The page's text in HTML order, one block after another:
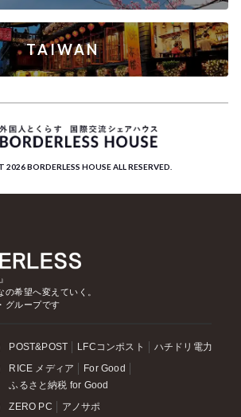
TAIWAN
2026 BORDERLESS HOUSE ALL RESERVED.
希望へ変えていく。
グループです
POST&POST LFCコンポスト ハチドリ電力
RICE メディア
For Good
ふるさと納税 for Good
ZERO PC アノサポ